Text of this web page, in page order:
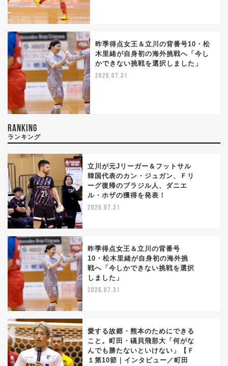
昨季得点女王＆立川の背番号10・松
木里緒が自身初の海外挑戦へ「今し
かできない挑戦を選択しました」
2026.07.31
RANKING
ランキング
立川が元Jリーガー＆フットサル
韓国代表のカン・ジュガン、Ｆリ
ーグ復帰のブラジル人、ダニエ
ル・ホザの獲得を発表！
2026.07.31
昨季得点女王＆立川の背番号
10・松木里緒が自身初の海外挑
戦へ「今しかできない挑戦を選択
しました」
2026.07.31
愛する故郷・熊本のためにできる
こと。町田・礒貝飛那大「何がな
んでも勝たないといけない」【Ｆ
１第10節｜インタビュー／町田